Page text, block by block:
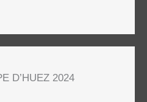
D’HUEZ 2024